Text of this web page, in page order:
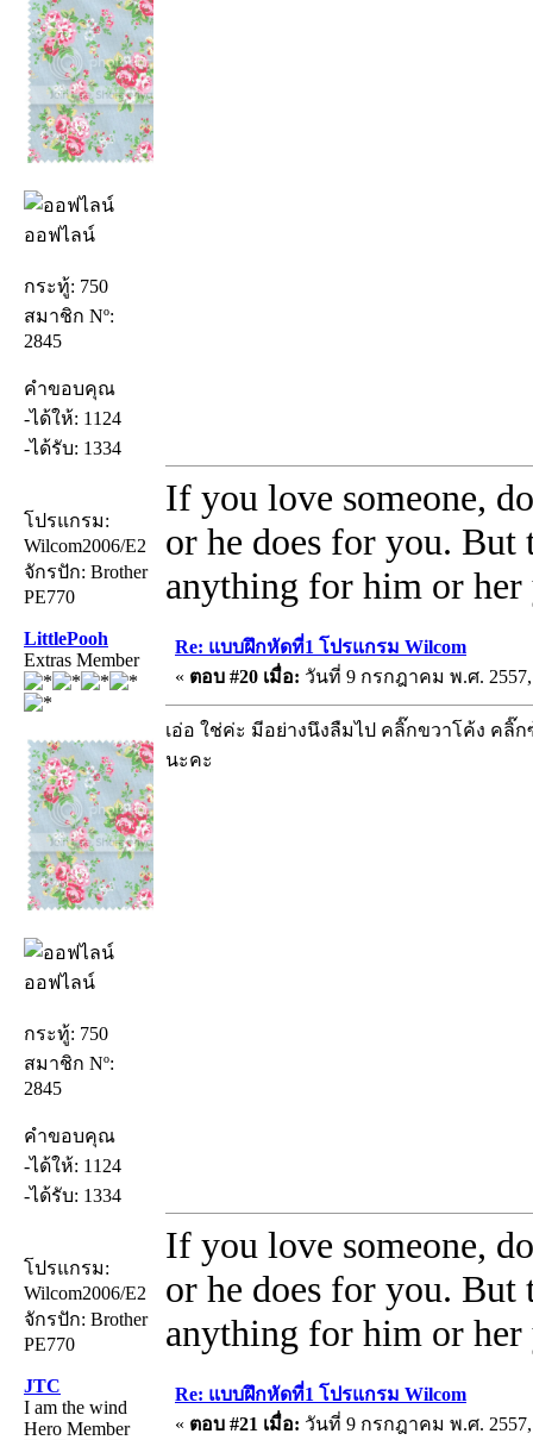
ออฟไลน์
กระทู้: 750
สมาชิก Nº:
2845
คำขอบคุณ
-ได้ให้: 1124
-ได้รับ: 1334
โปรแกรม:
Wilcom2006/E2
จักรปัก: Brother
PE770
If you love someone,
or he does for you.
anything for him or her
LittlePooh
Extras Member
ออฟไลน์
กระทู้: 750
สมาชิก Nº:
2845
คำขอบคุณ
-ได้ให้: 1124
-ได้รับ: 1334
โปรแกรม:
Wilcom2006/E2
จักรปัก: Brother
PE770
Re: แบบฝึกหัดที่1 โปรแกรม Wilcom
« ตอบ #20 เมื่อ: วันที่ 9 กรกฎาคม พ.ศ. 2557,
เอ่อ ใช่ค่ะ มีอย่างนึงลืมไป คลิ๊กขวาโค้ง คลิ๊
นะคะ
If you love someone,
or he does for you.
anything for him or her
JTC
I am the wind
Hero Member
Re: แบบฝึกหัดที่1 โปรแกรม Wilcom
« ตอบ #21 เมื่อ: วันที่ 9 กรกฎาคม พ.ศ. 2557,